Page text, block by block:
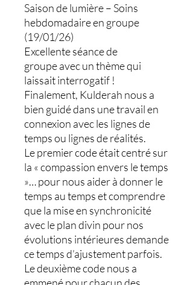
Saison de lumière – Soins
hebdomadaire en groupe
(19/01/26)
Excellente séance de
groupe avec un thème qui
laissait interrogatif !
Finalement, Kulderah nous a
bien guidé dans une travail en
connexion avec les lignes de
temps ou lignes de réalités.
Le premier code était centré sur
la « compassion envers le temps
»… pour nous aider à donner le
temps au temps et comprendre
que la mise en synchronicité
avec le plan divin pour nos
évolutions intérieures demande
ce temps d’ajustement parfois.
Le deuxième code nous a